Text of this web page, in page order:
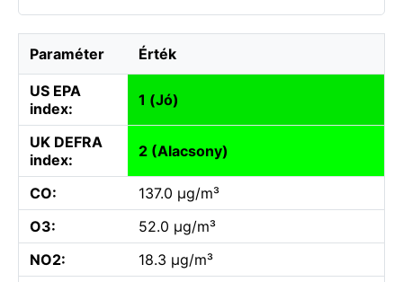
Paraméter Érték
US EPA
index:
1 (Jó)
UK DEFRA
index:
2 (Alacsony)
CO:
137.0 µg/m³
O3:
52.0 µg/m³
NO2:
18.3 µg/m³